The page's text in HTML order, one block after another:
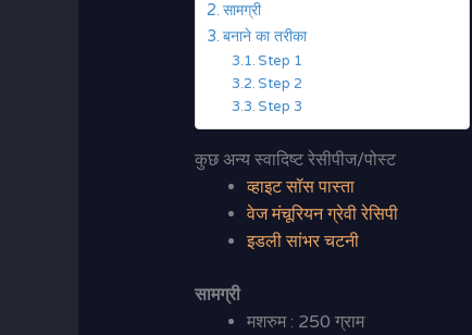
सामग्री
बनाने का तरीका
Step 1
Step 2
Step 3
कुछ अन्य स्वादिष्ट रेसीपीज/पोस्ट
व्हाइट सॉस पास्ता
वेज मंचूरियन ग्रेवी रेसिपी
इडली सांभर चटनी
सामग्री
मशरुम : 250 ग्राम